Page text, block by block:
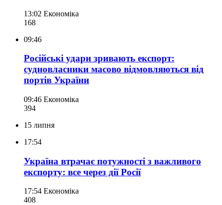
13:02 Економіка
168
09:46
Російські удари зривають експорт:
судновласники масово відмовляються від
портів України
09:46 Економіка
394
15 липня
17:54
Україна втрачає потужності з важливого
експорту: все через дії Росії
17:54 Економіка
408